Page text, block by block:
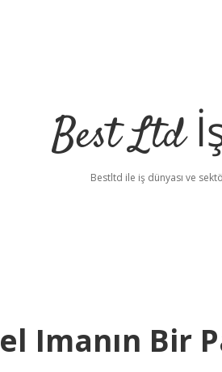
Best Ltd
Bestltd ile iş dünyası ve
Imanın Bir